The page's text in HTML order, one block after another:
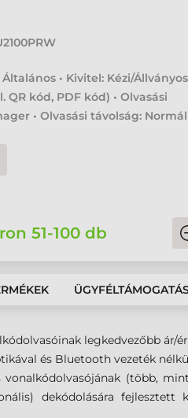
• Kivitel: Kézi/Állványos
QR kód, PDF kód) • Olvasási
• Olvasási távolság: Normál
51-100 db
legkedvezőbb ár/
és Bluetooth vezeték
(több,
dekódolására fejlesztett